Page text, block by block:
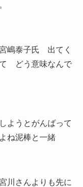
嶋泰子氏 出てく
て どう意味なんで
ようとがんばって
ね泥棒と一緒
川さんよりも先に